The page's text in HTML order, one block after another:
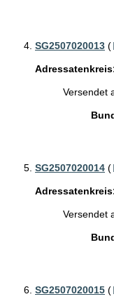
SG2507020013 (
Versendet
SG2507020014 (
Versendet
SG2507020015 (